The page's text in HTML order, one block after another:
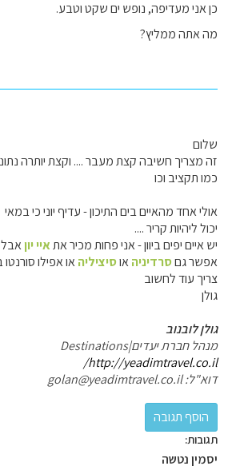
כן אני מעדיפה, נופש ים שקט וטבע.
מה אתה ממליץ?
שלום
זה מצריך חשיבה קצת מעבר .... וקצת יותרה
כמו תקציב וכו
אולי אחד מהאיים בים התיכון - עדיף יוני כי במאי
יכול ליהיות קריר ....
יש איים יפים ביוון - אני פחות מכיר אתאיי יוןאבל
אפשר גםסרדיניהאוסיציליהאו אפילו סורנטו
צריך עוד לחשוב
גולן
גולן לובנוב
מנהל חברת יעדים|Destinations
http://yeadimtravel.co.il/
דוא"ל: golan@yeadimtravel.co.il
תגובות:
יסמין נטשה